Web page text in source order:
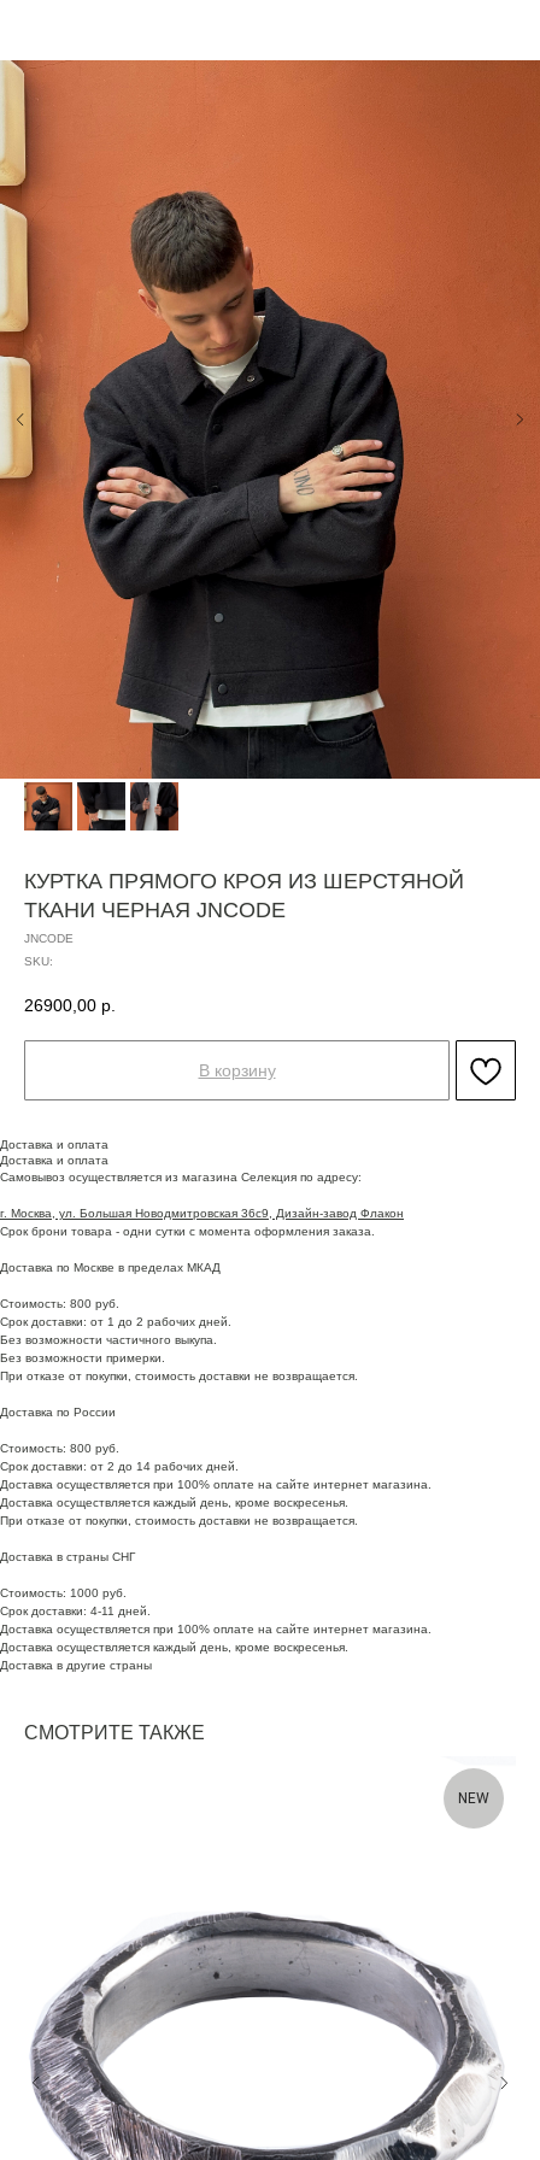
КУРТКА ПРЯМОГО КРОЯ ИЗ ШЕРСТЯНОЙ
ТКАНИ ЧЕРНАЯ JNCODE
JNCODE
SKU:
26900,00 р.
В корзину
Доставка и оплата
Доставка и оплата
Самовывоз осуществляется из магазина Селекция по адресу:
г. Москва, ул. Большая Новодмитровская 36с9, Дизайн-завод Флакон
Срок брони товара - одни сутки с момента оформления заказа.
Доставка по Москве в пределах МКАД
Стоимость: 800 руб.
Срок доставки: от 1 до 2 рабочих дней.
Без возможности частичного выкупа.
Без возможности примерки.
При отказе от покупки, стоимость доставки не возвращается.
Доставка по России
Стоимость: 800 руб.
Срок доставки: от 2 до 14 рабочих дней.
Доставка осуществляется при 100% оплате на сайте интернет магазина.
Доставка осуществляется каждый день, кроме воскресенья.
При отказе от покупки, стоимость доставки не возвращается.
Доставка в страны СНГ
Стоимость: 1000 руб.
Срок доставки: 4-11 дней.
Доставка осуществляется при 100% оплате на сайте интернет магазина.
Доставка осуществляется каждый день, кроме воскресенья.
Доставка в другие страны
СМОТРИТЕ ТАКЖЕ
NEW